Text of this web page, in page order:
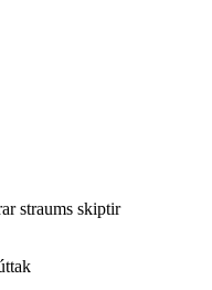
straums skiptir